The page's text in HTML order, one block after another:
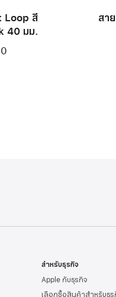
Loop สี
40 มม.
สา
สำหรับธุรกิจ
Apple กับธุรกิจ
เลือกซื้อสินค้าสำหรับธุ